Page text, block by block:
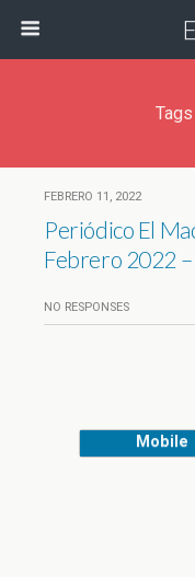
FEBRERO 11, 2022
Periódico El
Febrero 2022
NO RESPONSES
Mobile